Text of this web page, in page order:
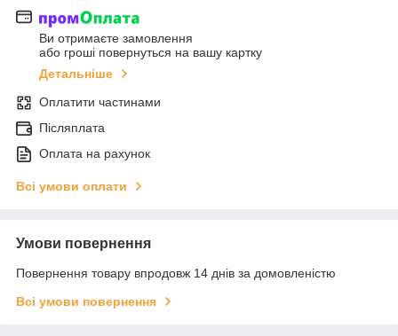
Ви отримаєте замовлення
або гроші повернуться на вашу картку
Детальніше
Оплатити частинами
Післяплата
Оплата на рахунок
Всі умови оплати
Умови повернення
Повернення товару впродовж 14 днів за домовленістю
Всі умови повернення